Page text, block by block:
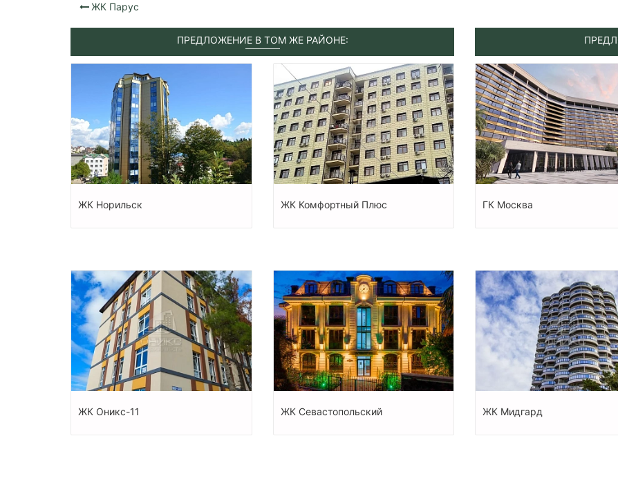
ЖК Парус
ПРЕДЛОЖЕНИЕ В ТОМ ЖЕ РАЙОНЕ:
ЖК Норильск ЖК Комфортный Плюс
ЖК Оникс-11 ЖК Севастопольский
ГК Москва
ЖК Мидгард